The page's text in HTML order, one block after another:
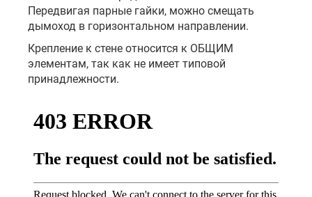
Передвигая парные гайки, можно смещать
дымоход в горизонтальном направлении.
Крепление к стене относится к ОБЩИМ
элементам, так как не имеет типовой
принадлежности.